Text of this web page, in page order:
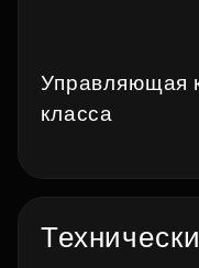
Управляющая
класса